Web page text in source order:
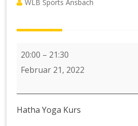
WLB Sports Ansbach
Abendkurs
Hatha
20:00 – 21:30
Februar 21, 2022
Hatha Yoga Kurs